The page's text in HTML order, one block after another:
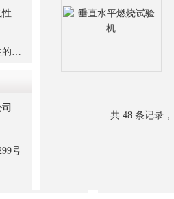
共 48 条记录
全自动透气量仪鉴定口罩透气性对其质量的影响
织物透湿量测定仪测试透湿性的常用方法
号